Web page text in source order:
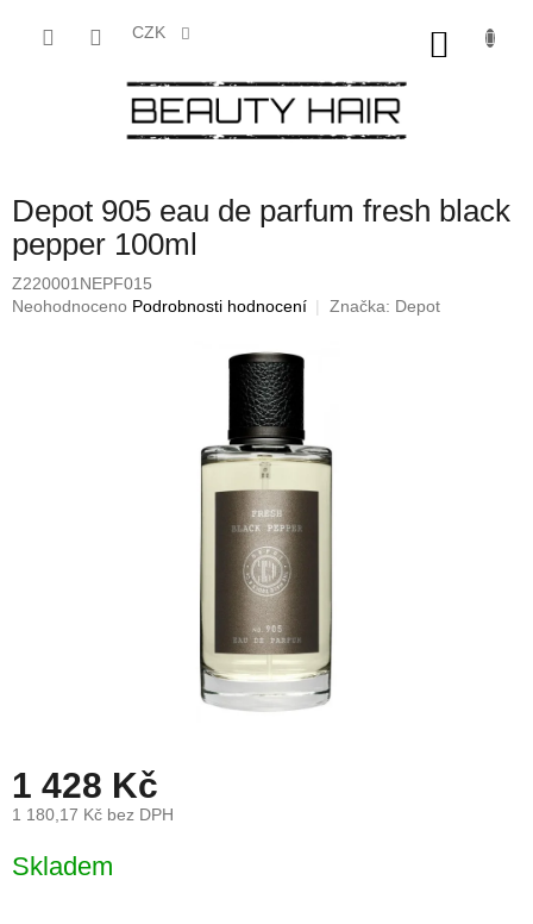
CZK
Depot 905 eau de parfum fresh black
pepper 100ml
Z220001NEPF015
Průměrné
Neohodnoceno Podrobnosti hodnocení Značka: Depot
1 428 Kč
1 180,17 Kč bez DPH
cena:
Skladem